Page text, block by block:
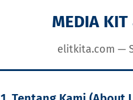
MEDIA KIT
elitkita.com —